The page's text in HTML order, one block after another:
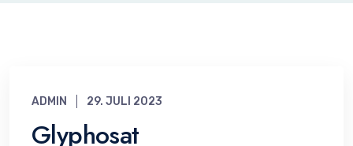
ADMIN 29. JULI 2023
Glyphosat